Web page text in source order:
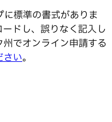
標準の書式がありま
ドし、誤りなく記入し
でオンライン申請する
さい。